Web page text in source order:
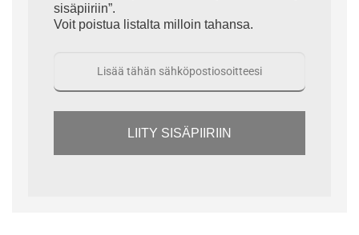
sisäpiiriin”.
Voit poistua listalta milloin tahansa.
LIITY SISÄPIIRIIN